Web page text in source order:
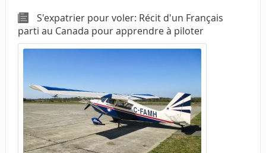
S'expatrier pour voler: Récit d'un Français
parti au Canada pour apprendre à piloter